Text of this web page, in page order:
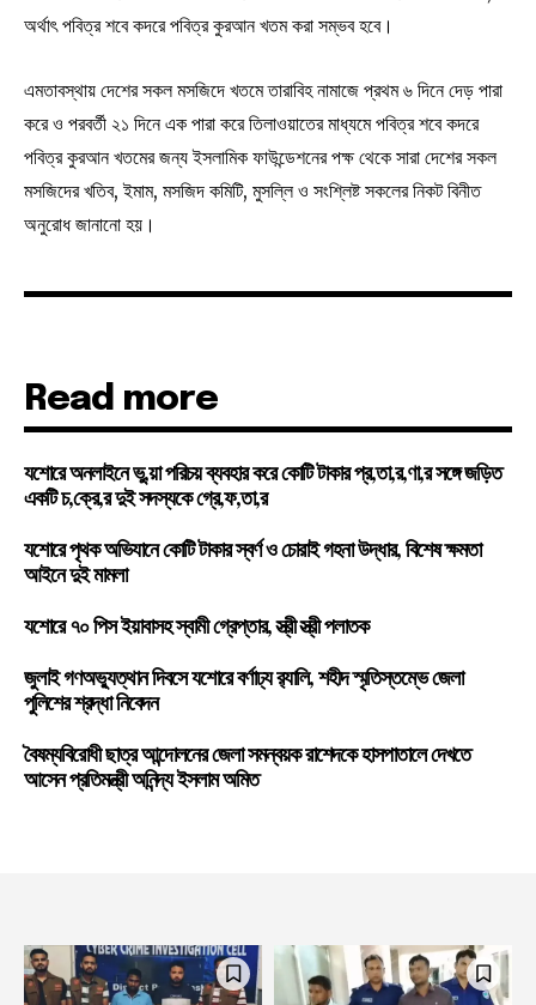
অর্থাৎ পবিত্র শবে কদরে পবিত্র কুরআন খতম করা সম্ভব হবে।
এমতাবস্থায় দেশের সকল মসজিদে খতমে তারাবিহ নামাজে প্রথম ৬ দিনে দেড় পারা
করে ও পরবর্তী ২১ দিনে এক পারা করে তিলাওয়াতের মাধ্যমে পবিত্র শবে কদরে
পবিত্র কুরআন খতমের জন্য ইসলামিক ফাউন্ডেশনের পক্ষ থেকে সারা দেশের সকল
মসজিদের খতিব, ইমাম, মসজিদ কমিটি, মুসল্লি ও সংশ্লিষ্ট সকলের নিকট বিনীত
অনুরোধ জানানো হয়।
Read more
যশোরে অনলাইনে ভু,য়া পরিচয় ব্যবহার করে কোটি টাকার প্র,তা,র,ণা,র সঙ্গে জড়িত
একটি চ,ক্রে,র দুই সদস্যকে গ্রে,ফ,তা,র
যশোরে পৃথক অভিযানে কোটি টাকার স্বর্ণ ও চোরাই গহনা উদ্ধার, বিশেষ ক্ষমতা
আইনে দুই মামলা
যশোরে ৭০ পিস ইয়াবাসহ স্বামী গ্রেপ্তার, স্ত্রী স্ত্রী পলাতক
জুলাই গণঅভ্যুত্থান দিবসে যশোরে বর্ণাঢ্য র‍্যালি, শহীদ স্মৃতিস্তম্ভে জেলা
পুলিশের শ্রদ্ধা নিবেদন
বৈষম্যবিরোধী ছাত্র আন্দোলনের জেলা সমন্বয়ক রাশেদকে হাসপাতালে দেখতে
আসেন প্রতিমন্ত্রী অনিন্দ্য ইসলাম অমিত